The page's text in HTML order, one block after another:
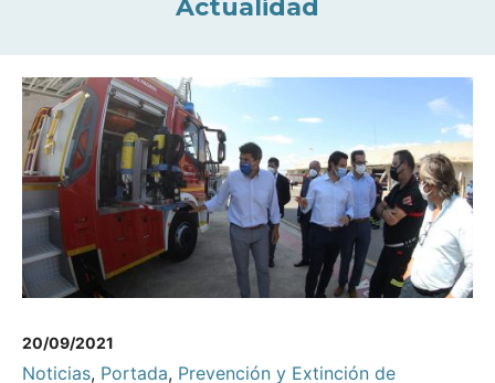
Actualidad
20/09/2021
Noticias, Portada, Prevención y Extinción de